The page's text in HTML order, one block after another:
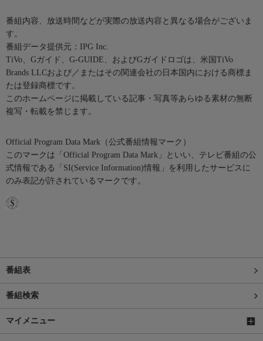
番組内容、放送時間などが実際の放送内容と異なる場合がございま
す。
番組データ提供元：IPG Inc.
TiVo、Gガイド、G-GUIDE、およびGガイドロゴは、米国TiVo
Brands LLCおよび／またはその関連会社の日本国内における商標ま
たは登録商標です。
このホームページに掲載している記事・写真等あらゆる素材の無断
複写・転載を禁じます。
Official Program Data Mark（公式番組情報マーク）
このマークは「Official Program Data Mark」といい、テレビ番組の公
式情報である「SI(Service Information)情報」を利用したサービスに
のみ表記が許されているマークです。
番組表
番組検索
マイメニュー